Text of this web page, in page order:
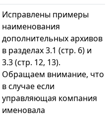
Исправлены примеры
наименования
дополнительных архивов
в разделах 3.1 (стр. 6) и
3.3 (стр. 12, 13).
Обращаем внимание, что
в случае если
управляющая компания
именовала